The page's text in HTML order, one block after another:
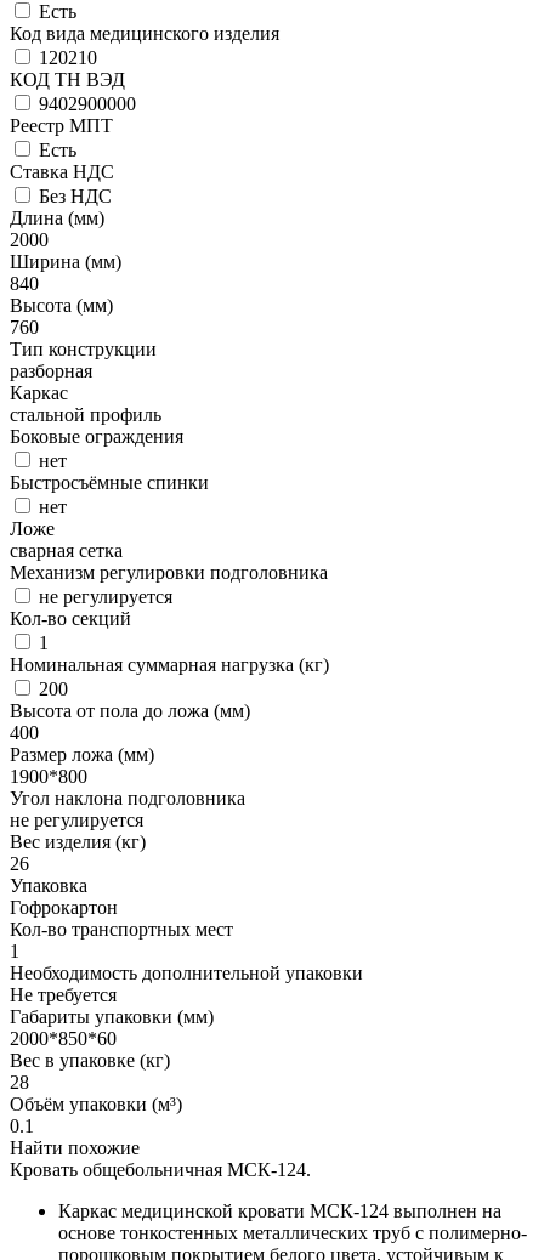
Есть
Код вида медицинского изделия
120210
КОД ТН ВЭД
9402900000
Реестр МПТ
Есть
Ставка НДС
Без НДС
Длина (мм)
2000
Ширина (мм)
840
Высота (мм)
760
Тип конструкции
разборная
Каркас
стальной профиль
Боковые ограждения
нет
Быстросъёмные спинки
нет
Ложе
сварная сетка
Механизм регулировки подголовника
не регулируется
Кол-во секций
1
Номинальная суммарная нагрузка (кг)
200
Высота от пола до ложа (мм)
400
Размер ложа (мм)
1900*800
Угол наклона подголовника
не регулируется
Вес изделия (кг)
26
Упаковка
Гофрокартон
Кол-во транспортных мест
1
Необходимость дополнительной упаковки
Не требуется
Габариты упаковки (мм)
2000*850*60
Вес в упаковке (кг)
28
Объём упаковки (м³)
0.1
Найти похожие
Кровать общебольничная МСК-124.
Каркас медицинской кровати МСК-124 выполнен на
основе тонкостенных металлических труб с полимерно-
порошковым покрытием белого цвета, устойчивым к